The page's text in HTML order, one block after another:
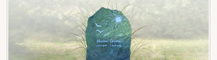
Informatie
Duurzaamheid Winkels Contact